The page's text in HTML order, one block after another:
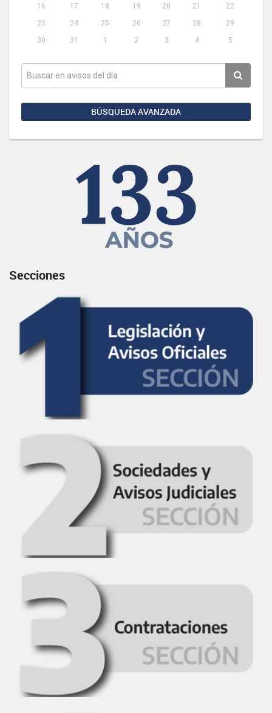
16
17 18 19 20 21
22
23
24 25 26 27 28
29
30
31 1 2 3 4 5
BÚSQUEDA AVANZADA
Secciones